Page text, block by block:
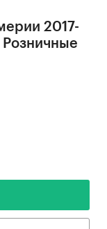
2017-
Розничные